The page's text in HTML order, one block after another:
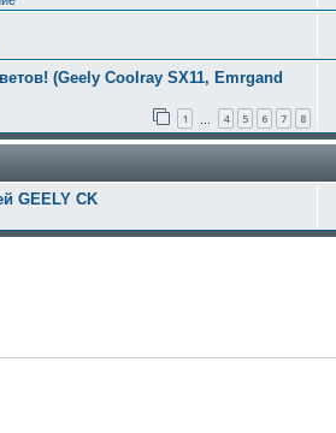
(Geely Coolray SX11, Emrgand
1 4 5 6 7 8
GEELY CK